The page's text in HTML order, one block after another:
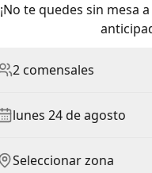
¡No te quedes sin mesa
2 comensales
lunes 24 de agosto
Seleccionar zona